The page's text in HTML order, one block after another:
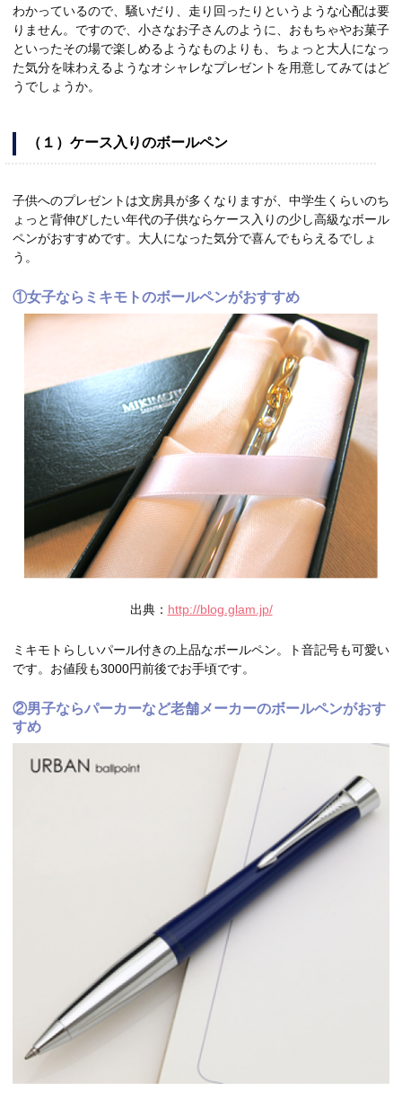
わかっているので、騒いだり、走り回ったりというような心配は要
りません。ですので、小さなお子さんのように、おもちゃやお菓子
といったその場で楽しめるようなものよりも、ちょっと大人になっ
た気分を味わえるようなオシャレなプレゼントを用意してみてはど
うでしょうか。
（１）ケース入りのボールペン
子供へのプレゼントは文房具が多くなりますが、中学生くらいのち
ょっと背伸びしたい年代の子供ならケース入りの少し高級なボール
ペンがおすすめです。大人になった気分で喜んでもらえるでしょ
う。
①女子ならミキモトのボールペンがおすすめ
出典： http://blog.glam.jp/
ミキモトらしいパール付きの上品なボールペン。ト音記号も可愛い
です。お値段も3000円前後でお手頃です。
②男子ならパーカーなど老舗メーカーのボールペンがおす
すめ